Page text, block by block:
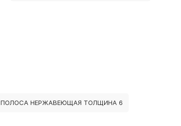
ПОЛОСА НЕРЖАВЕЮЩАЯ ТОЛЩИНА 6